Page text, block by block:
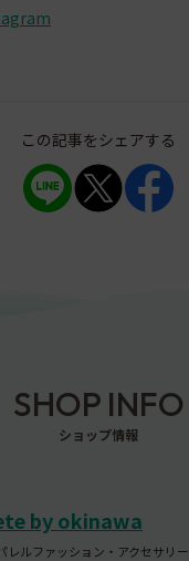
この記事をシェアする
SHOP INFO
ショップ情報
by okinawa
レルファッション・アクセサリー